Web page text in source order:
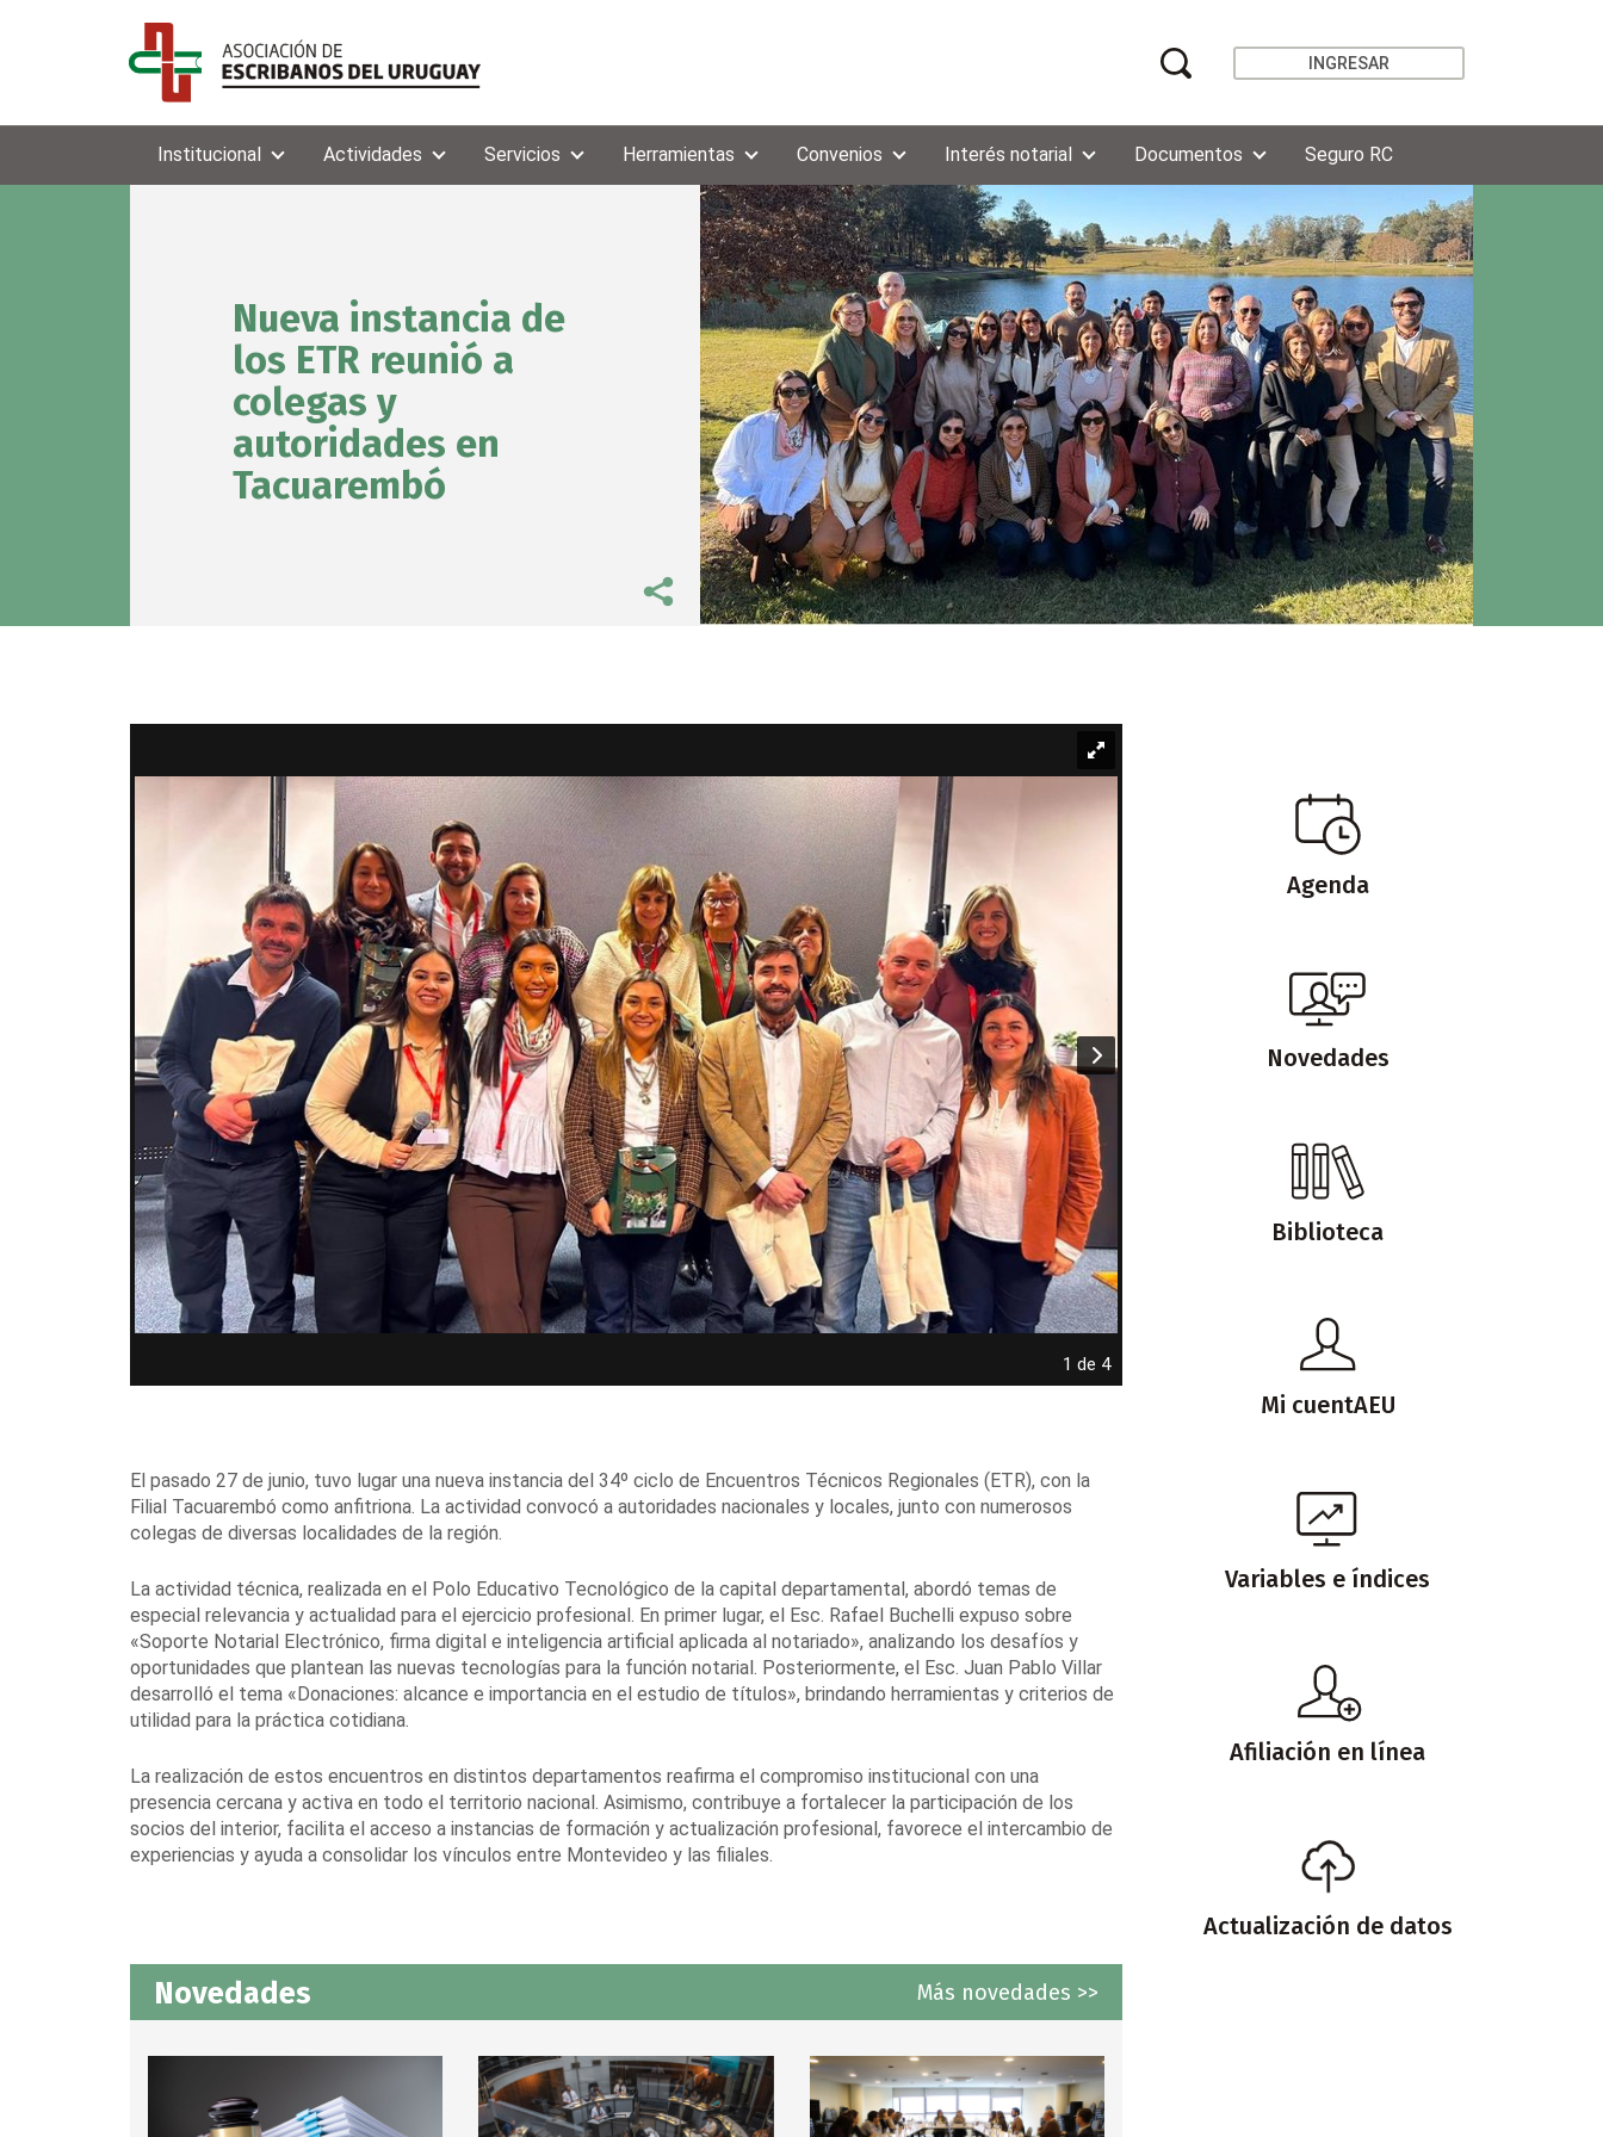
INGRESAR
Institucional Actividades Servicios Herramientas Convenios Interés notarial Documentos Seguro RC
Nueva instancia de
los ETR reunió a
colegas y
autoridades en
Tacuarembó
1 de 4
El pasado 27 de junio, tuvo lugar una nueva instancia del 34º ciclo de Encuentros Técnicos Regionales (ETR), con la
Filial Tacuarembó como anfitriona. La actividad convocó a autoridades nacionales y locales, junto con numerosos
colegas de diversas localidades de la región.
La actividad técnica, realizada en el Polo Educativo Tecnológico de la capital departamental, abordó temas de
especial relevancia y actualidad para el ejercicio profesional. En primer lugar, el Esc. Rafael Buchelli expuso sobre
«Soporte Notarial Electrónico, firma digital e inteligencia artificial aplicada al notariado», analizando los desafíos y
oportunidades que plantean las nuevas tecnologías para la función notarial. Posteriormente, el Esc. Juan Pablo Villar
desarrolló el tema «Donaciones: alcance e importancia en el estudio de títulos», brindando herramientas y criterios de
utilidad para la práctica cotidiana.
La realización de estos encuentros en distintos departamentos reafirma el compromiso institucional con una
presencia cercana y activa en todo el territorio nacional. Asimismo, contribuye a fortalecer la participación de los
socios del interior, facilita el acceso a instancias de formación y actualización profesional, favorece el intercambio de
experiencias y ayuda a consolidar los vínculos entre Montevideo y las filiales.
Novedades Más novedades >>
Agenda
Novedades
Biblioteca
Mi cuentAEU
Variables e índices
Afiliación en línea
Actualización de datos